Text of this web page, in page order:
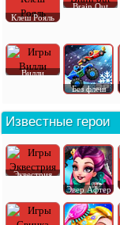
Клеш Рояль
Brain Out
Вилли
Без флеш
Известные герои
Эквестрия
Эвер Афтер